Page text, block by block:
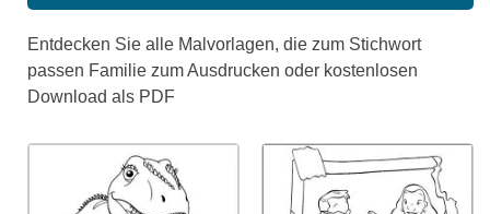
Entdecken Sie alle Malvorlagen, die zum Stichwort
passen Familie zum Ausdrucken oder kostenlosen
Download als PDF